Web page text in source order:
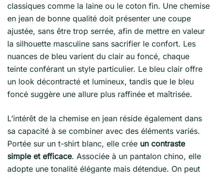
classiques comme la laine ou le coton fin. Une chemise
en jean de bonne qualité doit présenter une coupe
ajustée, sans être trop serrée, afin de mettre en valeur
la silhouette masculine sans sacrifier le confort. Les
nuances de bleu varient du clair au foncé, chaque
teinte conférant un style particulier. Le bleu clair offre
un look décontracté et lumineux, tandis que le bleu
foncé suggère une allure plus raffinée et maîtrisée.
L’intérêt de la chemise en jean réside également dans
sa capacité à se combiner avec des éléments variés.
Portée sur un t-shirt blanc, elle crée un contraste
simple et efficace. Associée à un pantalon chino, elle
adopte une tonalité élégante mais détendue. On peut